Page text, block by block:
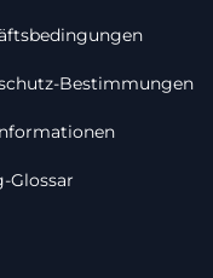
Bestimmungen
Glossar